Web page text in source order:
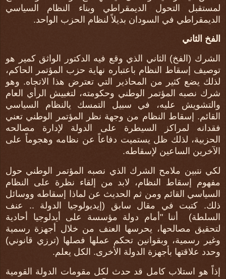
لمستقبل التحول الديمقراطي وبناء النظام السياسي
الديمقراطي في السودان بديلاً لنظام الحزب الواحد.
الفخ الثاني
الشرك (الفخ) الثاني الذي وقع فيه الدكتور الواثق كمير هو
توصيف إسقاط النظام باعتباره نهاية حزب المؤتمر الحاكم،
لذلك يضع كثير من المحاذير التي تعترض هذا الاتجاه. وهو
شرك نصبه المؤتمر الوطني وحكومته، لتغبيش الرأي العام
والتشويش عليه، في سبيل التمسك يالنظام السياسي
القائم. إسقاط النظام من وجهة نظر المؤتمر الوطني تعني
فقدانه لمراكز السيطرة على الدولة لإدارة مصالحه
الحزبية، لذلك ظل يستميت دفاعاً عن نظامه وهجوماً على
الآخرين الساعين لإسقاطه.
لكي نتبين ملامح الشرك الذي نصبه المؤتمر الوطني حول
مفهوم إسقاط النظام، لابد من إلقاء نظرة على النظام
السياسي القائم ومن ثم الحديث عن لماذا إسقاطه ووسائل
ذلك. كتبت في مقال سابق (إيديولوجيا الدولة .. عنف
السلطة) أننا "أمام دولة مؤسسة على أيدلوجيا أحادية
لتحقيق مصالحها، يحرسها العنف من خلال أجهزة رسمية
وغير رسمية، وبقوانين تحكم عملها فصلها (ترزي قانوني)
وحدد علاقتها بأجهزة الدولة الأخرى. الكل يعلم.
إذاً هو استلاب كامل قد حدث لكل مقومات الدولة القومية